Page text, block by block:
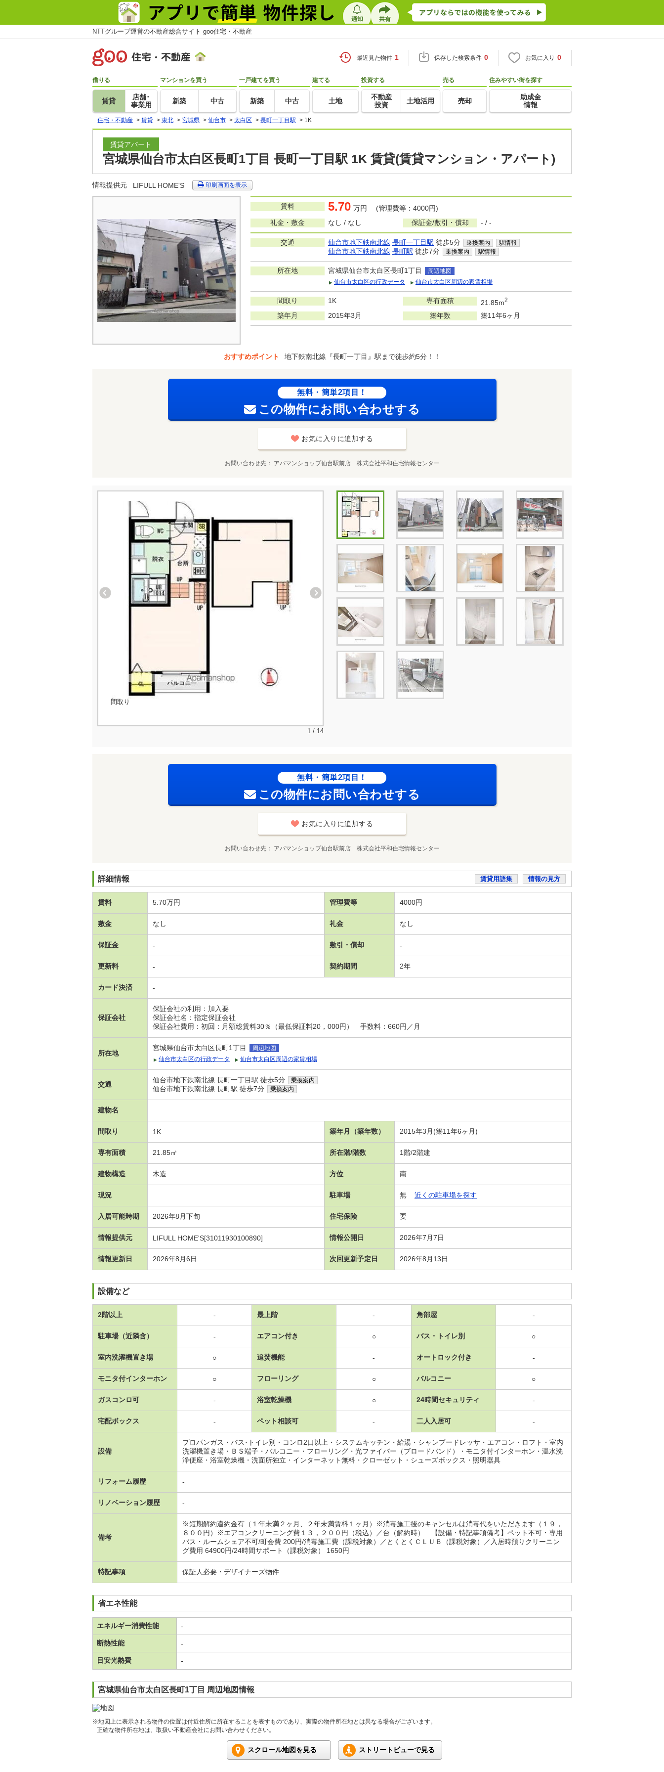
NTTグループ運営の不動産総合サイト goo住宅・不動産
最近見た物件 1 保存した検索条件 0 お気に入り 0
借りる
賃貸
店舗･
事業用
マンションを買う
新築 中古
一戸建てを買う
新築 中古
建てる
土地
投資する
不動産
投資
土地活用
売る
売却
住みやすい街を探す
助成金
情報
住宅・不動産 > 賃貸 > 東北 > 宮城県 > 仙台市 > 太白区 > 長町一丁目駅 > 1K
賃貸アパート
宮城県仙台市太白区長町1丁目 長町一丁目駅 1K 賃貸(賃貸マンション・アパート)
情報提供元 LIFULL HOME'S 印刷画面を表示
賃料 5.70 万円 (管理費等：4000円)
礼金・敷金
なし / なし 保証金/敷引・償却 - / -
交通 仙台市地下鉄南北線 長町一丁目駅 徒歩5分 乗換案内 駅情報
仙台市地下鉄南北線 長町駅 徒歩7分 乗換案内 駅情報
所在地 宮城県仙台市太白区長町1丁目
周辺地図
仙台市太白区の行政データ
仙台市太白区周辺の家賃相場
間取り 1K 専有面積 21.85m2
築年月 2015年3月 築年数 築11年6ヶ月
おすすめポイント 地下鉄南北線『長町一丁目』駅まで徒歩約5分！！
無料・簡単2項目！
この物件にお問い合わせする
お気に入りに追加する
お問い合わせ先 アパマンショップ仙台駅前店 株式会社平和住宅情報センター
間取り
1 / 14
無料・簡単2項目！
この物件にお問い合わせする
お気に入りに追加する
お問い合わせ先 アパマンショップ仙台駅前店 株式会社平和住宅情報センター
詳細情報 賃貸用語集 情報の見方
賃料 5.70万円 管理費等 4000円
敷金 なし 礼金 なし
保証金 - 敷引・償却 -
更新料 - 契約期間 2年
カード決済 -
保証会社
保証会社の利用：加入要
保証会社名：指定保証会社
保証会社費用：初回：月額総賃料30％（最低保証料20，000円） 手数料：660円／月
所在地
宮城県仙台市太白区長町1丁目
周辺地図
仙台市太白区の行政データ
仙台市太白区周辺の家賃相場
交通
仙台市地下鉄南北線 長町一丁目駅 徒歩5分 乗換案内
仙台市地下鉄南北線 長町駅 徒歩7分 乗換案内
建物名
間取り 1K 築年月（築年数） 2015年3月(築11年6ヶ月)
専有面積 21.85㎡ 所在階/階数 1階/2階建
建物構造 木造 方位 南
現況 駐車場 無 近くの駐車場を探す
入居可能時期 2026年8月下旬 住宅保険 要
情報提供元 LIFULL HOME'S[31011930100890] 情報公開日 2026年7月7日
情報更新日 2026年8月6日 次回更新予定日 2026年8月13日
設備など
2階以上 - 最上階 - 角部屋 -
駐車場（近隣含） - エアコン付き ○ バス・トイレ別 ○
室内洗濯機置き場 ○ 追焚機能 - オートロック付き -
モニタ付インターホン ○ フローリング ○ バルコニー ○
ガスコンロ可 - 浴室乾燥機 ○ 24時間セキュリティ -
宅配ボックス - ペット相談可 - 二人入居可 -
設備
プロパンガス・バス･トイレ別・コンロ2口以上・システムキッチン・給湯・シャンプードレッサ・エアコン・ロフト・室内
洗濯機置き場・ＢＳ端子・バルコニー・フローリング・光ファイバー（ブロードバンド）・モニタ付インターホン・温水洗
浄便座・浴室乾燥機・洗面所独立・インターネット無料・クローゼット・シューズボックス・照明器具
リフォーム履歴 -
リノベーション履歴 -
備考
※短期解約違約金有（１年未満２ヶ月、２年未満賃料１ヶ月）※消毒施工後のキャンセルは消毒代をいただきます（１９，
８００円）※エアコンクリーニング費１３，２００円（税込）／台（解約時） 【設備・特記事項備考】ペット不可・専用
バス・ルームシェア不可/町会費 200円/消毒施工費（課税対象）／とくとくＣＬＵＢ（課税対象）／入居時預りクリーニン
グ費用 64900円/24時間サポート（課税対象） 1650円
特記事項 保証人必要・デザイナーズ物件
省エネ性能
エネルギー消費性能 -
断熱性能 -
目安光熱費 -
宮城県仙台市太白区長町1丁目 周辺地図情報
※地図上に表示される物件の位置は付近住所に所在することを表すものであり、実際の物件所在地とは異なる場合がございます。
正確な物件所在地は、取扱い不動産会社にお問い合わせください。
スクロール地図を見る ストリートビューで見る